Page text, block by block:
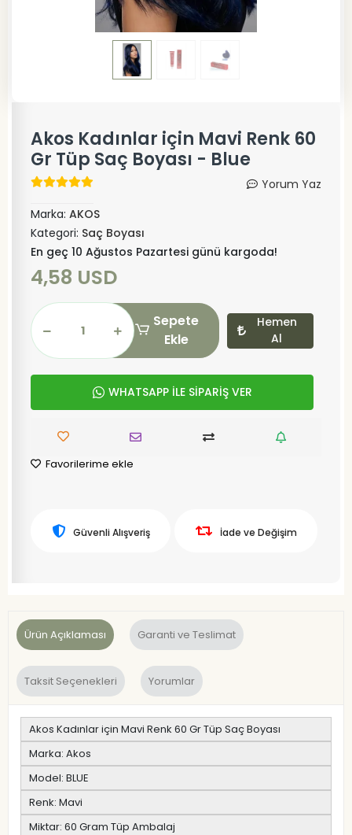
Akos Kadınlar için Mavi Renk 60
Gr Tüp Saç Boyası - Blue
Yorum Yaz
Marka: AKOS
Kategori: Saç Boyası
En geç 10 Ağustos Pazartesi günü kargoda!
4,58 USD
Sepete
Ekle
Hemen
Al
WHATSAPP İLE SİPARİŞ VER
Favorilerime ekle
Güvenli Alışveriş İade ve Değişim
Ürün Açıklaması Garanti ve Teslimat
Taksit Seçenekleri Yorumlar
Akos Kadınlar için Mavi Renk 60 Gr Tüp Saç Boyası
Marka: Akos
Model: BLUE
Renk: Mavi
Miktar: 60 Gram Tüp Ambalaj